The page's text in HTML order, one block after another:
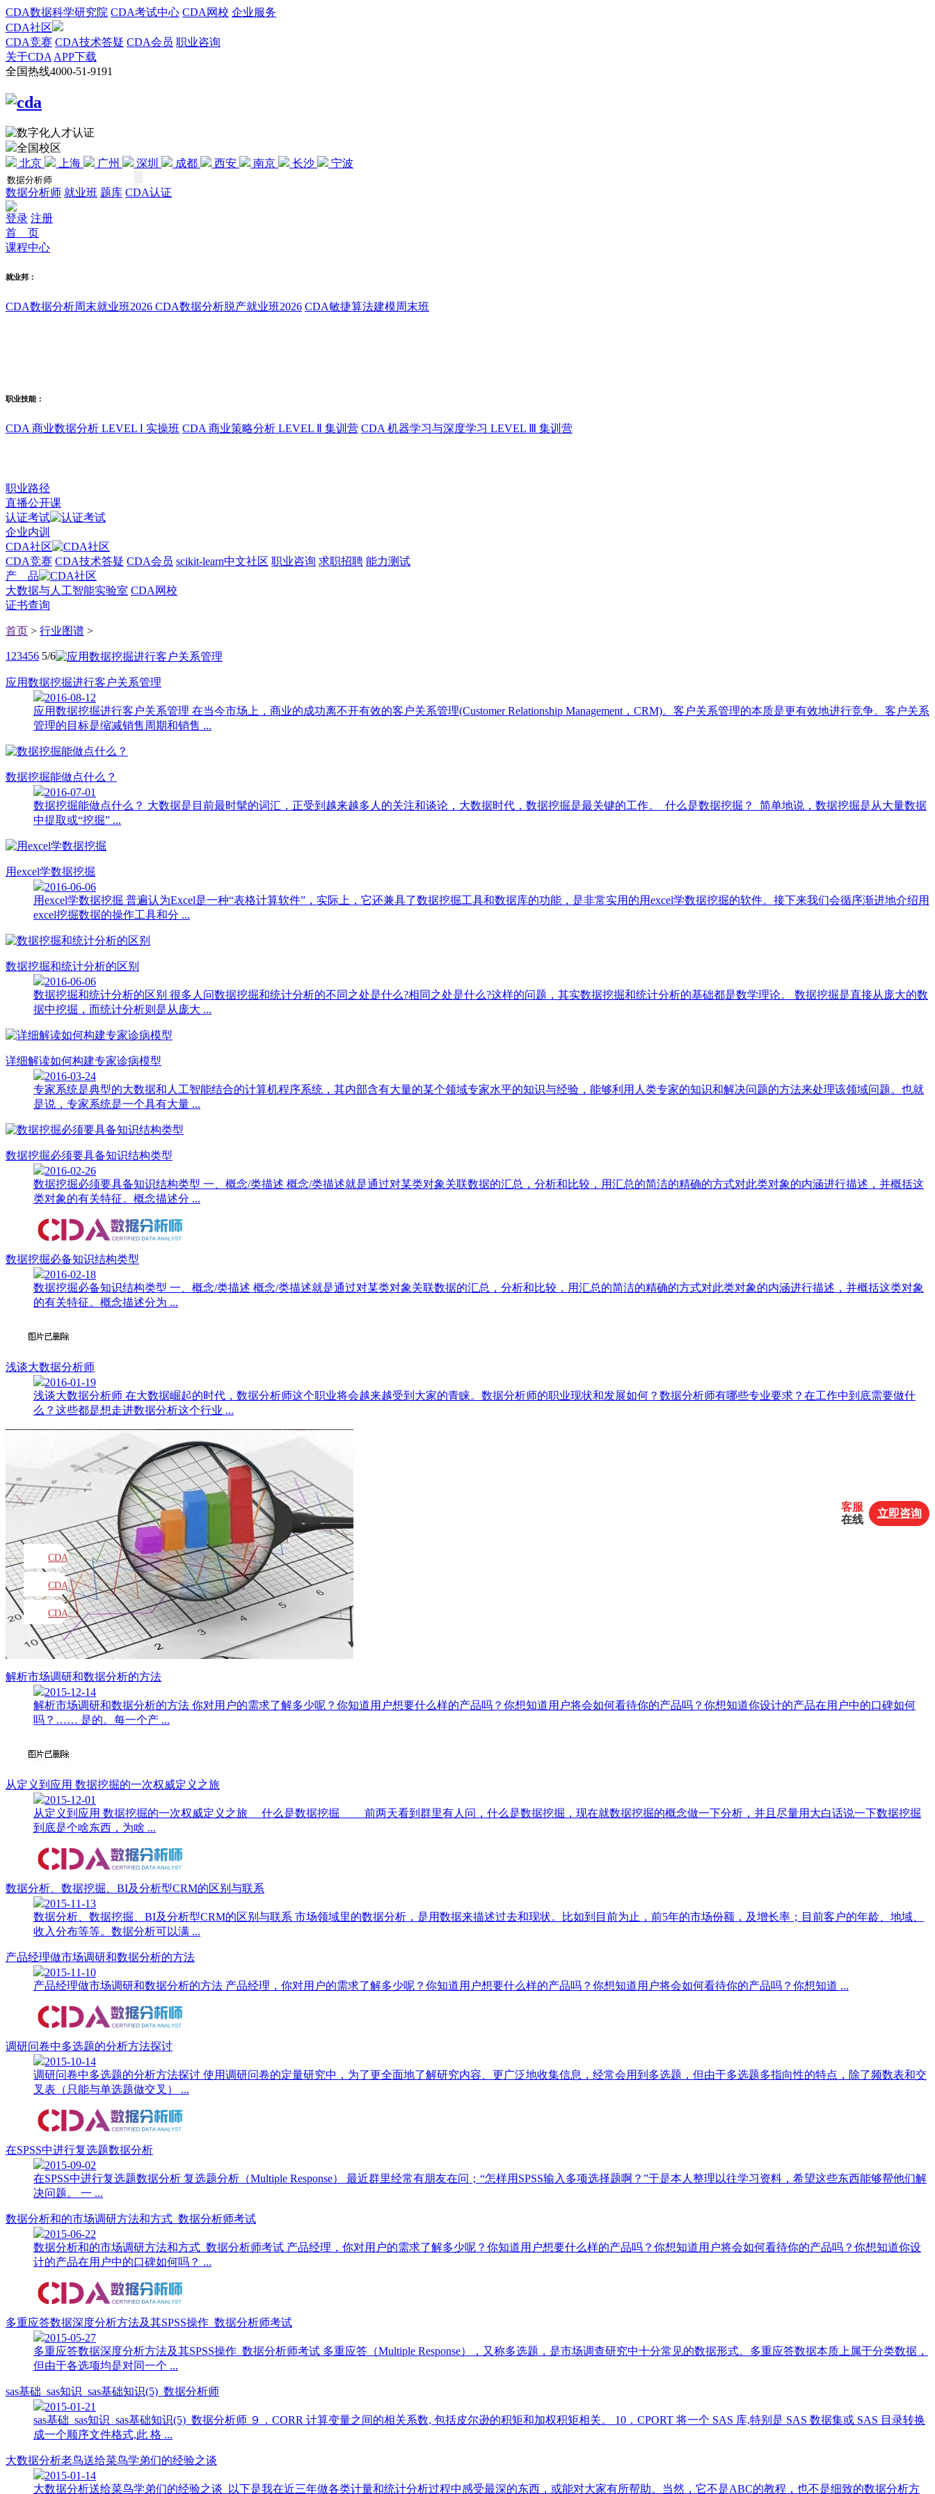
CDA数据科学研究院 CDA考试中心 CDA网校 企业服务
CDA社区
CDA竞赛 CDA技术答疑 CDA会员 职业咨询
关于CDA APP下载
全国热线4000-51-9191
全国校区
北京
上海 广州 深圳 成都 西安 南京 长沙 宁波
数据分析师 就业班 题库 CDA认证
登录 注册
首 页
课程中心
就业邦：
CDA数据分析周末就业班2026 CDA数据分析脱产就业班2026 CDA敏捷算法建模周末班
职业技能：
CDA 商业数据分析 LEVEL Ⅰ 实操班 CDA 商业策略分析 LEVEL Ⅱ 集训营 CDA 机器学习与深度学习 LEVEL Ⅲ 集训营
职业路径
直播公开课
认证考试
企业内训
CDA社区
CDA竞赛 CDA技术答疑 CDA会员 scikit-learn中文社区 职业咨询 求职招聘 能力测试
产 品
大数据与人工智能实验室 CDA网校
证书查询
首页 > 行业图谱 >
1 23456 5/6
应用数据挖掘进行客户关系管理
2016-08-12
应用数据挖掘进行客户关系管理 在当今市场上，商业的成功离不开有效的客户关系管理(Customer Relationship Management，CRM)。客户关系管理的本质是更有效地进行竞争。客户关系
管理的目标是缩减销售周期和销售 ...
数据挖掘能做点什么？
2016-07-01
数据挖掘能做点什么？ 大数据是目前最时髦的词汇，正受到越来越多人的关注和谈论，大数据时代，数据挖掘是最关键的工作。 什么是数据挖掘？ 简单地说，数据挖掘是从大量数据
中提取或“挖掘” ...
用excel学数据挖掘
2016-06-06
用excel学数据挖掘 普遍认为Excel是一种“表格计算软件”，实际上，它还兼具了数据挖掘工具和数据库的功能，是非常实用的用excel学数据挖掘的软件。接下来我们会循序渐进地介绍用
excel挖掘数据的操作工具和分 ...
数据挖掘和统计分析的区别
2016-06-06
数据挖掘和统计分析的区别 很多人问数据挖掘和统计分析的不同之处是什么?相同之处是什么?这样的问题，其实数据挖掘和统计分析的基础都是数学理论。 数据挖掘是直接从庞大的数
据中挖掘，而统计分析则是从庞大 ...
详细解读如何构建专家诊病模型
2016-03-24
专家系统是典型的大数据和人工智能结合的计算机程序系统，其内部含有大量的某个领域专家水平的知识与经验，能够利用人类专家的知识和解决问题的方法来处理该领域问题。也就
是说，专家系统是一个具有大量 ...
数据挖掘必须要具备知识结构类型
2016-02-26
数据挖掘必须要具备知识结构类型 一、概念/类描述 概念/类描述就是通过对某类对象关联数据的汇总，分析和比较，用汇总的简洁的精确的方式对此类对象的内涵进行描述，并概括这
类对象的有关特征。概念描述分 ...
数据挖掘必备知识结构类型
2016-02-18
数据挖掘必备知识结构类型 一、概念/类描述 概念/类描述就是通过对某类对象关联数据的汇总，分析和比较，用汇总的简洁的精确的方式对此类对象的内涵进行描述，并概括这类对象
的有关特征。概念描述分为 ...
浅谈大数据分析师
2016-01-19
浅谈大数据分析师 在大数据崛起的时代，数据分析师这个职业将会越来越受到大家的青睐。数据分析师的职业现状和发展如何？数据分析师有哪些专业要求？在工作中到底需要做什
么？这些都是想走进数据分析这个行业 ...
解析市场调研和数据分析的方法
2015-12-14
解析市场调研和数据分析的方法 你对用户的需求了解多少呢？你知道用户想要什么样的产品吗？你想知道用户将会如何看待你的产品吗？你想知道你设计的产品在用户中的口碑如何
吗？…… 是的。每一个产 ...
从定义到应用 数据挖掘的一次权威定义之旅
2015-12-01
从定义到应用 数据挖掘的一次权威定义之旅 什么是数据挖掘 前两天看到群里有人问，什么是数据挖掘，现在就数据挖掘的概念做一下分析，并且尽量用大白话说一下数据挖掘
到底是个啥东西，为啥 ...
数据分析、数据挖掘、BI及分析型CRM的区别与联系
2015-11-13
数据分析、数据挖掘、BI及分析型CRM的区别与联系 市场领域里的数据分析，是用数据来描述过去和现状。比如到目前为止，前5年的市场份额，及增长率；目前客户的年龄、地域、
收入分布等等。数据分析可以满 ...
产品经理做市场调研和数据分析的方法
2015-11-10
产品经理做市场调研和数据分析的方法 产品经理，你对用户的需求了解多少呢？你知道用户想要什么样的产品吗？你想知道用户将会如何看待你的产品吗？你想知道 ...
调研问卷中多选题的分析方法探讨
2015-10-14
调研问卷中多选题的分析方法探讨 使用调研问卷的定量研究中，为了更全面地了解研究内容、更广泛地收集信息，经常会用到多选题，但由于多选题多指向性的特点，除了频数表和交
叉表（只能与单选题做交叉） ...
在SPSS中进行复选题数据分析
2015-09-02
在SPSS中进行复选题数据分析 复选题分析（Multiple Response） 最近群里经常有朋友在问；“怎样用SPSS输入多项选择题啊？”于是本人整理以往学习资料，希望这些东西能够帮他们解
决问题。 一 ...
数据分析和的市场调研方法和方式_数据分析师考试
2015-06-22
数据分析和的市场调研方法和方式_数据分析师考试 产品经理，你对用户的需求了解多少呢？你知道用户想要什么样的产品吗？你想知道用户将会如何看待你的产品吗？你想知道你设
计的产品在用户中的口碑如何吗？ ...
多重应答数据深度分析方法及其SPSS操作_数据分析师考试
2015-05-27
多重应答数据深度分析方法及其SPSS操作_数据分析师考试 多重应答（Multiple Response），又称多选题，是市场调查研究中十分常见的数据形式。多重应答数据本质上属于分类数据，
但由于各选项均是对同一个 ...
sas基础_sas知识_sas基础知识(5)_数据分析师
2015-01-21
sas基础_sas知识_sas基础知识(5)_数据分析师 ９．CORR 计算变量之间的相关系数, 包括皮尔逊的积矩和加权积矩相关。 10．CPORT 将一个 SAS 库,特别是 SAS 数据集或 SAS 目录转换
成一个顺序文件格式,此 格 ...
大数据分析老鸟送给菜鸟学弟们的经验之谈
2015-01-14
大数据分析送给菜鸟学弟们的经验之谈 以下是我在近三年做各类计量和统计分析过程中感受最深的东西，或能对大家有所帮助。当然，它不是ABC的教程，也不是细致的数据分析方
CDA
教材
CDA
题库
CDA
大纲
客服
在线
立即咨询